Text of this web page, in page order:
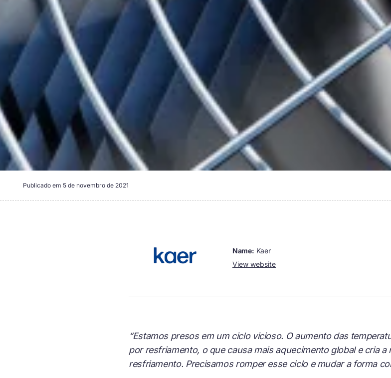
Publicado em 5 de novembro de 2021
name:
Kaer
View website
“Estamos presos em um ciclo vicioso. O aumento das
por resfriamento, o que causa mais aquecimento global e cria a
resfriamento. Precisamos romper esse ciclo e mudar a forma